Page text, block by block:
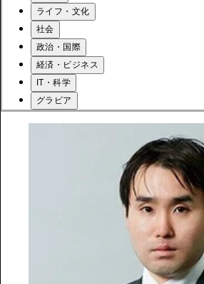
ライフ・文化
社会
政治・国際
経済・ビジネス
IT・科学
グラビア